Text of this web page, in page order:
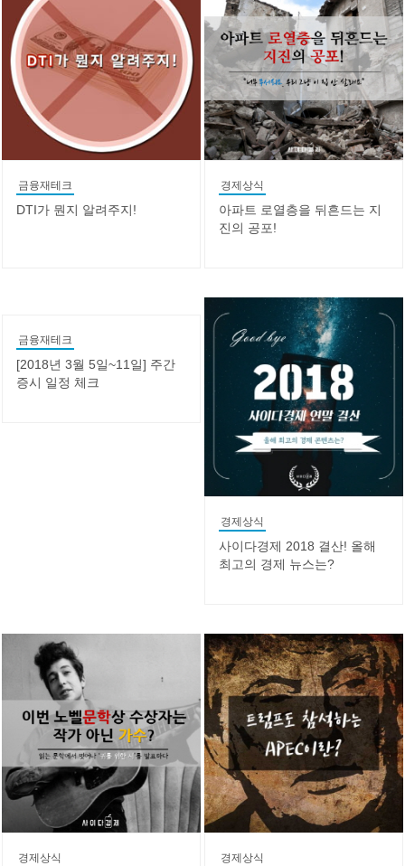
금융재테크
DTI가 뭔지 알려주지!
경제상식
아파트 로열층을 뒤흔드는 지
진의 공포!
금융재테크
[2018년 3월 5일~11일] 주간
증시 일정 체크
경제상식
사이다경제 2018 결산! 올해
최고의 경제 뉴스는?
경제상식 경제상식